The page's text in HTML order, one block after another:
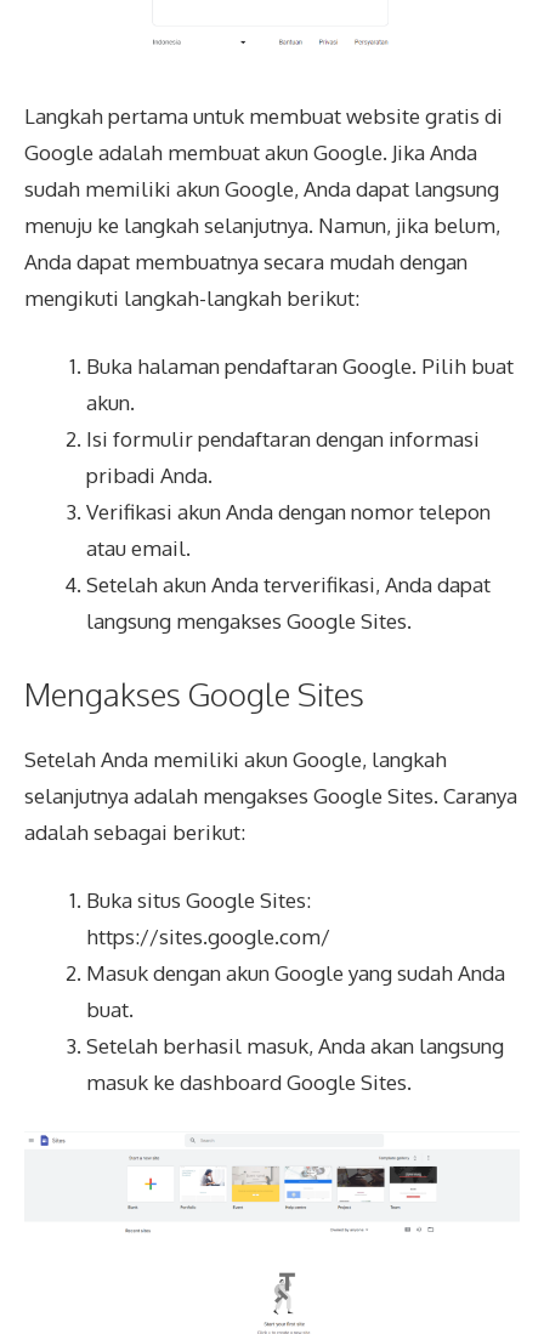
Langkah pertama untuk membuat website gratis di
Google adalah membuat akun Google. Jika Anda
sudah memiliki akun Google, Anda dapat langsung
menuju ke langkah selanjutnya. Namun, jika belum,
Anda dapat membuatnya secara mudah dengan
mengikuti langkah-langkah berikut:
Buka halaman pendaftaranGoogle. Pilih buat
akun.
Isi formulir pendaftaran dengan informasi
pribadi Anda.
Verifikasi akun Anda dengan nomor telepon
atau email.
Setelah akun Anda terverifikasi, Anda dapat
langsung mengakses Google Sites.
Mengakses Google Sites
Setelah Anda memiliki akun Google, langkah
selanjutnya adalah mengakses Google Sites. Caranya
adalah sebagai berikut:
Buka situs Google Sites:
https://sites.google.com/
Masuk dengan akun Google yang sudah Anda
buat.
Setelah berhasil masuk, Anda akan langsung
masuk ke dashboard Google Sites.